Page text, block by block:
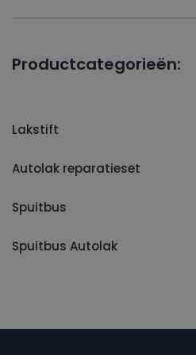
Productcategorieën:
Lakstift
Autolak reparatieset
Spuitbus
Spuitbus Autolak